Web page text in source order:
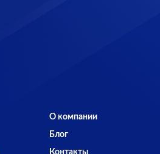
О компании
Блог
Контакты